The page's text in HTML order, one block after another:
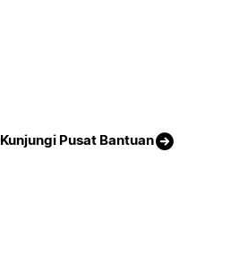
Kunjungi Pusat Bantuan